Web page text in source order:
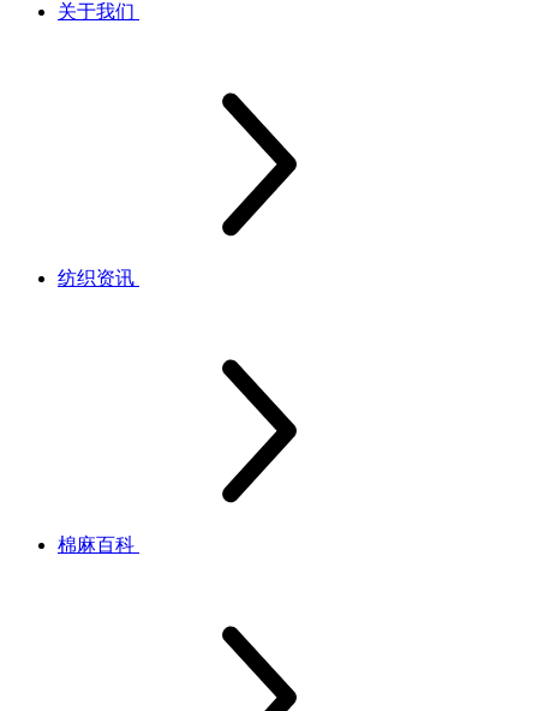
关于我们
纺织资讯
棉麻百科